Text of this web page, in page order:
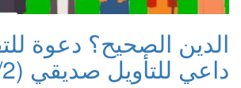
الدين الصحيح؟ دعوة
داعي للتأويل صديقي (1/2)